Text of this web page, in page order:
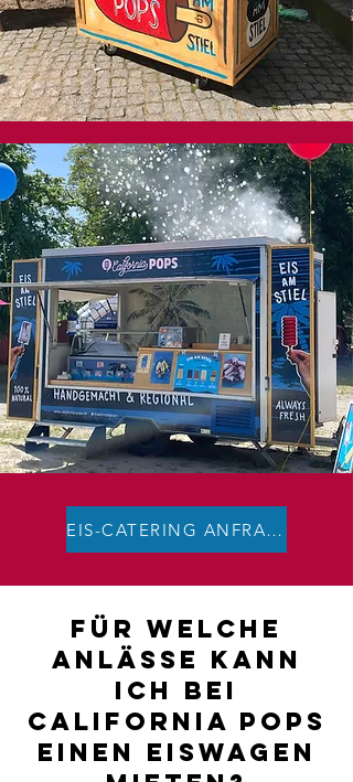
EIS-CATERING ANFRAGEN
Für welche
Anlässe kann
ich bei
California Pops
einen Eiswagen